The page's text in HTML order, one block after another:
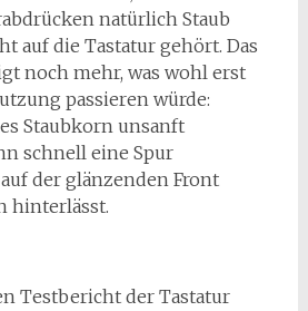
natürlich Staub
auf die Tastatur gehört. Das
noch mehr, was wohl erst
passieren würde:
Staubkorn unsanft
schnell eine Spur
der glänzenden Front
hinterlässt.
Testbericht der Tastatur